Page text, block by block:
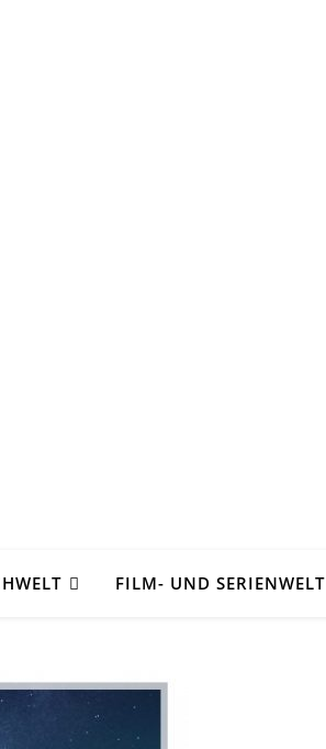
FILM- UND SERIENWELT